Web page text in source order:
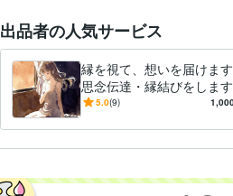
出品者の人気サービス
縁を視て、想いを届けます│
思念伝達・縁結びをします
言葉にできない想いも、
5.0(9)